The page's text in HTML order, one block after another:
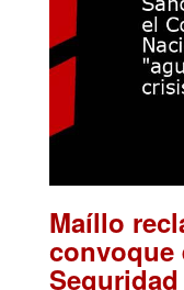
Maíllo
convoque